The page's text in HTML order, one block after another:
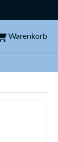
Warenkorb